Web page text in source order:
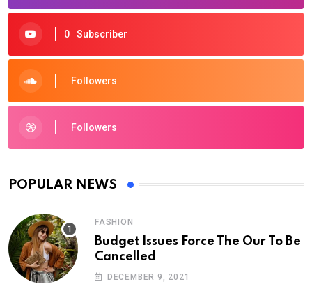
0 Subscriber
Followers
Followers
POPULAR NEWS
FASHION
Budget Issues Force The Our To Be
Cancelled
DECEMBER 9, 2021